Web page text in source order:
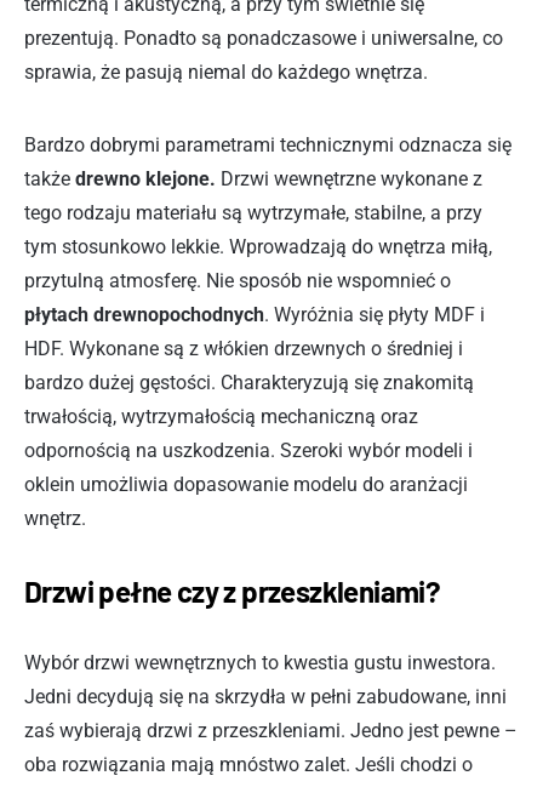
prezentują. Ponadto są ponadczasowe i uniwersalne, co
sprawia, że pasują niemal do każdego wnętrza.
Bardzo dobrymi parametrami technicznymi odznacza się
także drewno klejone. Drzwi wewnętrzne wykonane z
tego rodzaju materiału są wytrzymałe, stabilne, a przy
tym stosunkowo lekkie. Wprowadzają do wnętrza miłą,
przytulną atmosferę. Nie sposób nie wspomnieć o
płytach drewnopochodnych. Wyróżnia się płyty MDF i
HDF. Wykonane są z włókien drzewnych o średniej i
bardzo dużej gęstości. Charakteryzują się znakomitą
trwałością, wytrzymałością mechaniczną oraz
odpornością na uszkodzenia. Szeroki wybór modeli i
oklein umożliwia dopasowanie modelu do aranżacji
wnętrz.
Drzwi pełne czy z przeszkleniami?
Wybór drzwi wewnętrznych to kwestia gustu inwestora.
Jedni decydują się na skrzydła w pełni zabudowane, inni
zaś wybierają drzwi z przeszkleniami. Jedno jest pewne –
oba rozwiązania mają mnóstwo zalet. Jeśli chodzi o